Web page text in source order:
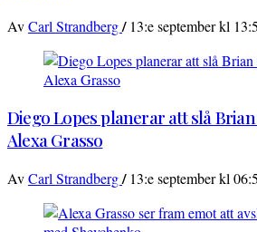
AvCarl Strandberg/ 13:e september kl
Diego Lopes planerar att slå
Alexa Grasso
AvCarl Strandberg/ 13:e september kl